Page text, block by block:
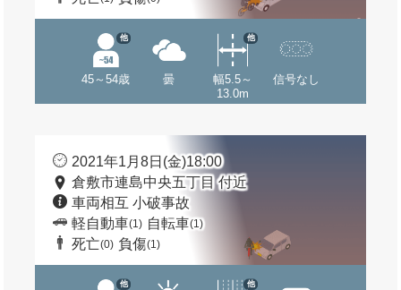
45～54歳
他
曇
幅5.5～
13.0m
他
信号なし
2021年1月8日(金)18:00
倉敷市連島中央五丁目 付近
車両相互 小破事故
軽自動車(1) 自転車(1)
死亡(0) 負傷(1)
他 他